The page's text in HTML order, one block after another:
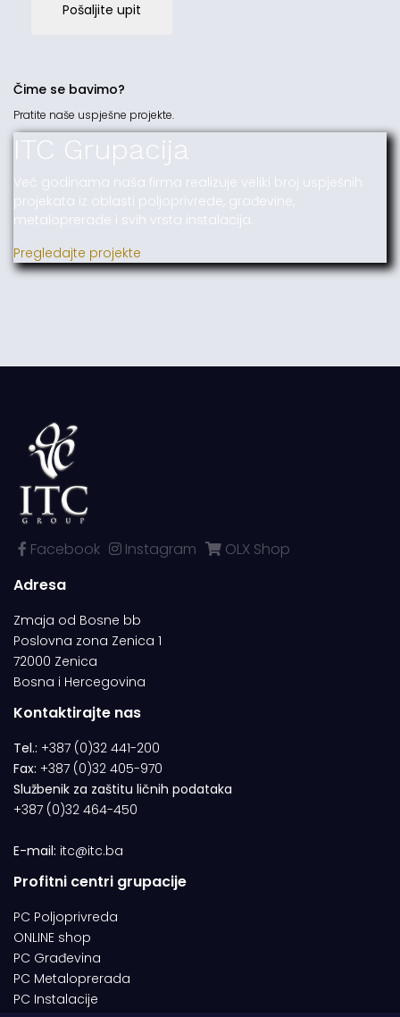
Pošaljite upit
Čime se bavimo?
Pratite naše uspješne projekte.
ITC Grupacija
Već godinama naša firma realizuje veliki broj uspješnih
projekata iz oblasti poljoprivrede, građevine,
metaloprerade i svih vrsta instalacija.
Pregledajte projekte
Facebook Instagram
OLX Shop
Adresa
Zmaja od Bosne bb
Poslovna zona Zenica 1
72000 Zenica
Bosna i Hercegovina
Kontaktirajte nas
Tel.: +387 (0)32 441-200
Fax: +387 (0)32 405-970
Službenik za zaštitu ličnih podataka
+387 (0)32 464-450
E-mail: itc@itc.ba
Profitni centri grupacije
PC Poljoprivreda
ONLINE shop
PC Građevina
PC Metaloprerada
PC Instalacije